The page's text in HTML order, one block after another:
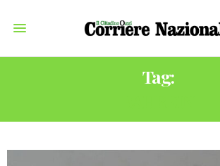
Tag: